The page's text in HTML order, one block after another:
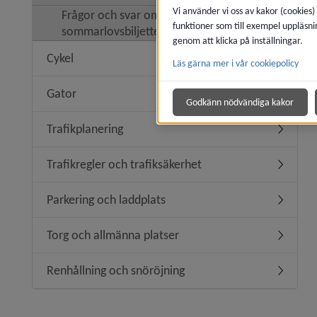
Frågor och svar om
sommarlovsbiljetten
Cykel
Gator
Trafikplanering
Trafikregler och trafiksäkerhet
Parkering och laddplats
Torg och allmänna platser
Renhållning och snöröjning
Vi använder vi oss av kakor
funktioner som till exempel
genom att klicka på inställningar.
Läs gärna mer i vår cookiepolicy
Godkänn nödvändiga kakor